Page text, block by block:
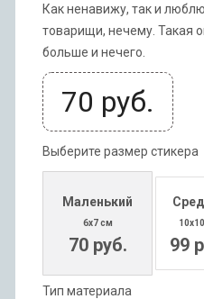
Как ненавижу, так и
товарищи, нечему. Такая
больше и нечего.
70 руб.
Выберите размер стикера
Маленький
6x7 см
70 руб. 99
Тип материала